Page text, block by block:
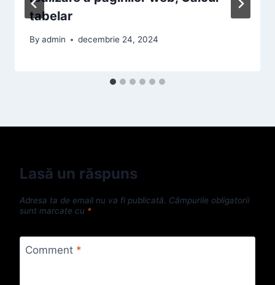
tabelar
By admin decembrie 24, 2024
Lasă un răspuns
Adresa ta de email nu va fi publicată. Câmpurile obligatorii
sunt marcate cu *
Comment *